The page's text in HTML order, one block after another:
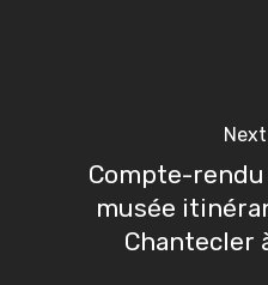
Compte-
musée
Chantecler